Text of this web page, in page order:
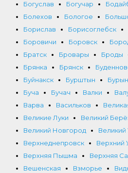
Богуслав Богучар
Болехов
Бологое
Борислав
Борисоглебск
Боровичи
Боровск
Братск
Бровары Броды
Брянка
Брянск
Буйнакск
Бурштын
Буча
Бучач Валки
Варва
Васильков
Великие Луки
Великий
Великий Новгород
Великий
Верхнеднепровск
Верхний
Верхняя Пышма
Верхняя
Вешенская
Взморье